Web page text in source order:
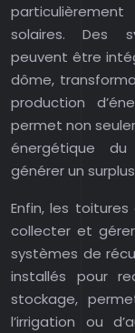
solaires. Des
peuvent être
dôme,
production
permet non
énergétique
générer un
Enfin, les
collecter et
systèmes de
installés pour
stockage,
l’irrigation ou